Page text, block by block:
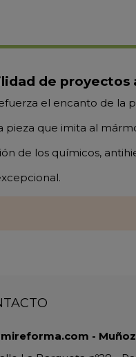
de proyectos
el encanto de
que imita al
de los químicos,
- Muñoz